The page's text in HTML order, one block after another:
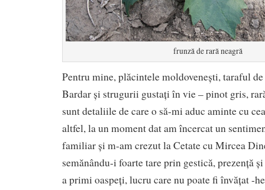
frunză de rară neagră
Pentru mine, plăcintele moldovenești, taraful
Bardar și strugurii gustați în vie – pinot gris,
sunt detaliile de care o să-mi aduc aminte cu
altfel, la un moment dat am încercat un
familiar și m-am crezut la Cetate cu Mircea
semănându-i foarte tare prin gestică, prezență
a primi oaspeți, lucru care nu poate fi învățat -